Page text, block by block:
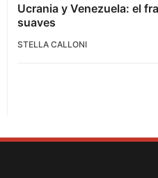
Ucrania y Venezuela: el
suaves
STELLA CALLONI